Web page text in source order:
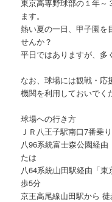
東京高専野球部の１年～
ます。
熱い夏の一日、甲子園を
せんか？
平日ではありますが、多
なお、球場には観戦・応
機関を利用しておいでく
球場への行き方
ＪＲ八王子駅南口7番乗
八96系統富士森公園経
たは
八64系統山田駅経由「
歩5分
京王高尾線山田駅から 徒